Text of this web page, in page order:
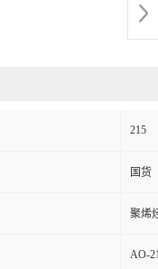
215
国货
聚烯
AO-